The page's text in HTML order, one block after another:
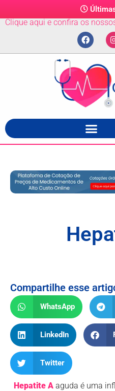
Clique aqui e confira os
Compartilhe esse
WhatsApp
LinkedIn
Twitter
Hepatite Aaguda é uma